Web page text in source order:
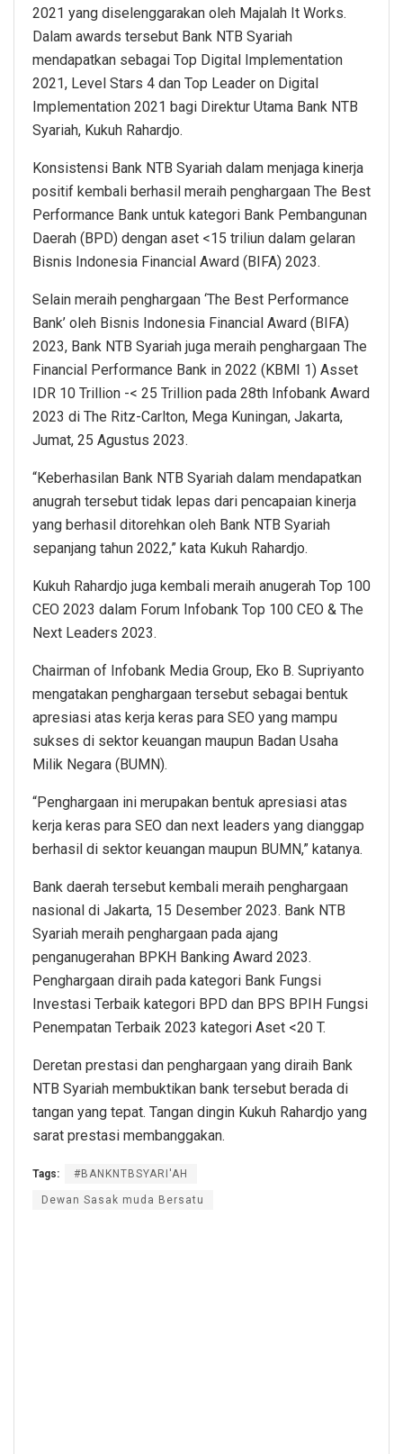
2021 yang diselenggarakan oleh Majalah It Works.
Dalam awards tersebut Bank NTB Syariah
mendapatkan sebagai Top Digital Implementation
2021, Level Stars 4 dan Top Leader on Digital
Implementation 2021 bagi Direktur Utama Bank NTB
Syariah, Kukuh Rahardjo.
Konsistensi Bank NTB Syariah dalam menjaga kinerja
positif kembali berhasil meraih penghargaan The Best
Performance Bank untuk kategori Bank Pembangunan
Daerah (BPD) dengan aset <15 triliun dalam gelaran
Bisnis Indonesia Financial Award (BIFA) 2023.
Selain meraih penghargaan ‘The Best Performance
Bank’ oleh Bisnis Indonesia Financial Award (BIFA)
2023, Bank NTB Syariah juga meraih penghargaan The
Financial Performance Bank in 2022 (KBMI 1) Asset
IDR 10 Trillion -< 25 Trillion pada 28th Infobank Award
2023 di The Ritz-Carlton, Mega Kuningan, Jakarta,
Jumat, 25 Agustus 2023.
“Keberhasilan Bank NTB Syariah dalam mendapatkan
anugrah tersebut tidak lepas dari pencapaian kinerja
yang berhasil ditorehkan oleh Bank NTB Syariah
sepanjang tahun 2022,” kata Kukuh Rahardjo.
Kukuh Rahardjo juga kembali meraih anugerah Top 100
CEO 2023 dalam Forum Infobank Top 100 CEO & The
Next Leaders 2023.
Chairman of Infobank Media Group, Eko B. Supriyanto
mengatakan penghargaan tersebut sebagai bentuk
apresiasi atas kerja keras para SEO yang mampu
sukses di sektor keuangan maupun Badan Usaha
Milik Negara (BUMN).
“Penghargaan ini merupakan bentuk apresiasi atas
kerja keras para SEO dan next leaders yang dianggap
berhasil di sektor keuangan maupun BUMN,” katanya.
Bank daerah tersebut kembali meraih penghargaan
nasional di Jakarta, 15 Desember 2023. Bank NTB
Syariah meraih penghargaan pada ajang
penganugerahan BPKH Banking Award 2023.
Penghargaan diraih pada kategori Bank Fungsi
Investasi Terbaik kategori BPD dan BPS BPIH Fungsi
Penempatan Terbaik 2023 kategori Aset <20 T.
Deretan prestasi dan penghargaan yang diraih Bank
NTB Syariah membuktikan bank tersebut berada di
tangan yang tepat. Tangan dingin Kukuh Rahardjo yang
sarat prestasi membanggakan.
Tags: #BANKNTBSYARI'AH
Dewan Sasak muda Bersatu